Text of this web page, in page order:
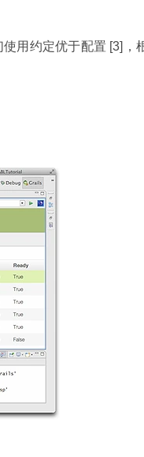
用约定优于配置 [3]，